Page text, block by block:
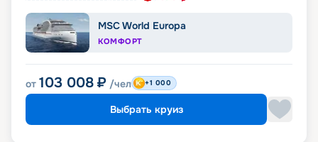
MSC World Europa
КОМФОРТ
от 103 008 ₽ /чел +1 000
Выбрать круиз